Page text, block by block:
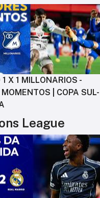
X 1 MILLONARIOS -
| COPA SUL-
League